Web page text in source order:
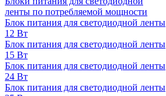
ленты по потребляемой мощности
Блок питания для светодиодной ленты
12 Вт
Блок питания для светодиодной ленты
15 Вт
Блок питания для светодиодной ленты
24 Вт
Блок питания для светодиодной ленты